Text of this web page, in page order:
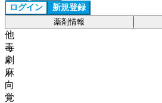
ログイン 新規登録
薬剤情報
他
毒
劇
麻
向
覚